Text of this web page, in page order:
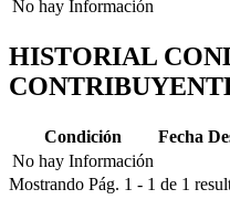
No hay Información
HISTORIAL
Condición Fecha
No hay Información
Mostrando Pág. 1 - 1 de 1